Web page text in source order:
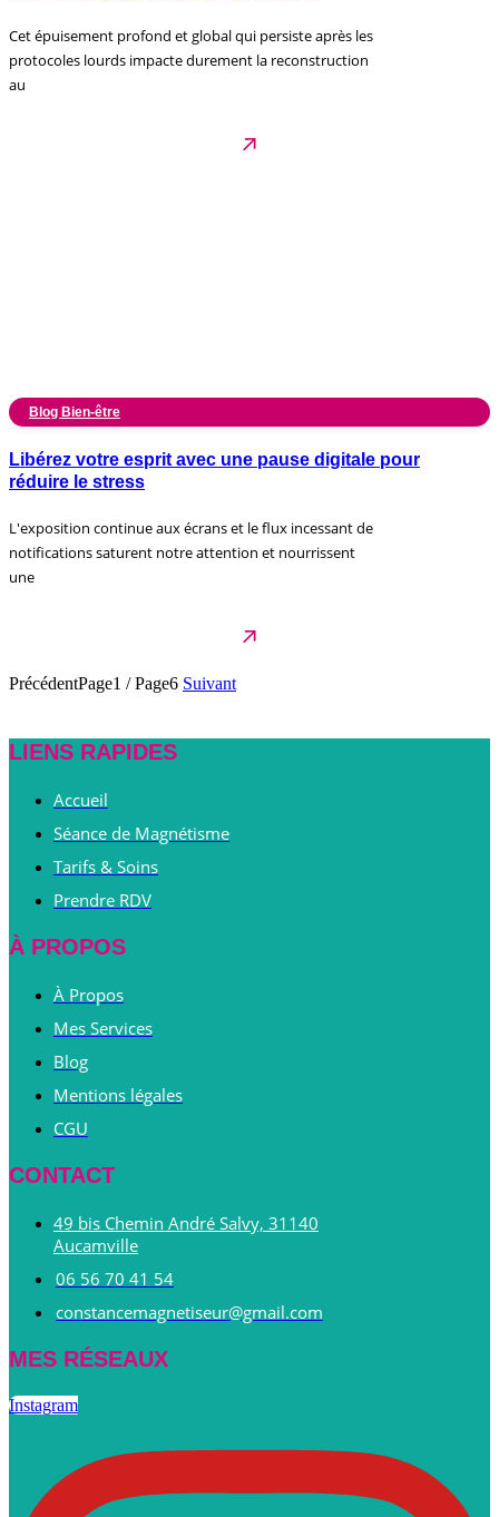
Cet épuisement profond et global qui persiste après les
protocoles lourds impacte durement la reconstruction
au
Blog Bien-être
Libérez votre esprit avec une pause digitale pour
réduire le stress
L'exposition continue aux écrans et le flux incessant de
notifications saturent notre attention et nourrissent
une
PrécédentPage1 / Page6 Suivant
LIENS RAPIDES
Accueil
Séance de Magnétisme
Tarifs & Soins
Prendre RDV
À PROPOS
À Propos
Mes Services
Blog
Mentions légales
CGU
CONTACT
49 bis Chemin André Salvy, 31140
Aucamville
06 56 70 41 54
constancemagnetiseur@gmail.com
MES RÉSEAUX
Instagram